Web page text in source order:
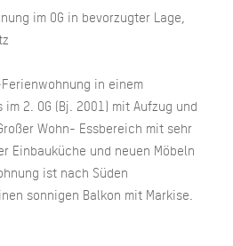
im OG in bevorzugter Lage,
in einem
2. OG (Bj. 2001) mit Aufzug und
Wohn- Essbereich mit sehr
Einbauküche und neuen Möbeln
ist nach Süden
sonnigen Balkon mit Markise.